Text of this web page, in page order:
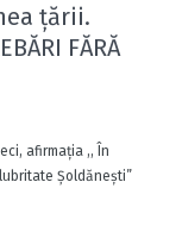
țării.
FĂRĂ
afirmaţia ,, În
Şoldăneşti”